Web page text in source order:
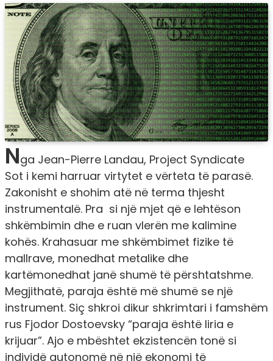
Nga Jean-Pierre Landau, Project Syndicate
Sot i kemi harruar virtytet e vërteta të parasë.
Zakonisht e shohim atë në terma thjesht
instrumentalë. Pra si një mjet që e lehtëson
shkëmbimin dhe e ruan vlerën me kalimine
kohës. Krahasuar me shkëmbimet fizike të
mallrave, monedhat metalike dhe
kartëmonedhat janë shumë të përshtatshme.
Megjithatë, paraja është më shumë se një
instrument. Siç shkroi dikur shkrimtari i famshëm
rus Fjodor Dostoevsky “paraja është liria e
krijuar”. Ajo e mbështet ekzistencën tonë si
individë autonomë në një ekonomi të